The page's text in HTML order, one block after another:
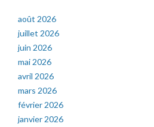
août 2026
juillet 2026
juin 2026
mai 2026
avril 2026
mars 2026
février 2026
janvier 2026